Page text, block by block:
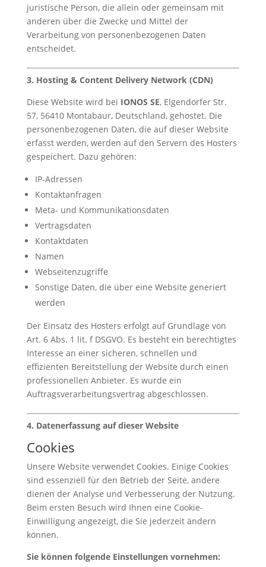
juristische Person, die allein oder gemeinsam mit
anderen über die Zwecke und Mittel der
Verarbeitung von personenbezogenen Daten
entscheidet.
3. Hosting & Content Delivery Network (CDN)
Diese Website wird bei IONOS SE, Elgendorfer Str.
57, 56410 Montabaur, Deutschland, gehostet. Die
personenbezogenen Daten, die auf dieser Website
erfasst werden, werden auf den Servern des Hosters
gespeichert. Dazu gehören:
IP-Adressen
Kontaktanfragen
Meta- und Kommunikationsdaten
Vertragsdaten
Kontaktdaten
Namen
Webseitenzugriffe
Sonstige Daten, die über eine Website generiert
werden
Der Einsatz des Hosters erfolgt auf Grundlage von
Art. 6 Abs. 1 lit. f DSGVO. Es besteht ein berechtigtes
Interesse an einer sicheren, schnellen und
effizienten Bereitstellung der Website durch einen
professionellen Anbieter. Es wurde ein
Auftragsverarbeitungsvertrag abgeschlossen.
4. Datenerfassung auf dieser Website
Cookies
Unsere Website verwendet Cookies. Einige Cookies
sind essenziell für den Betrieb der Seite, andere
dienen der Analyse und Verbesserung der Nutzung.
Beim ersten Besuch wird Ihnen eine Cookie-
Einwilligung angezeigt, die Sie jederzeit ändern
können.
Sie können folgende Einstellungen vornehmen: